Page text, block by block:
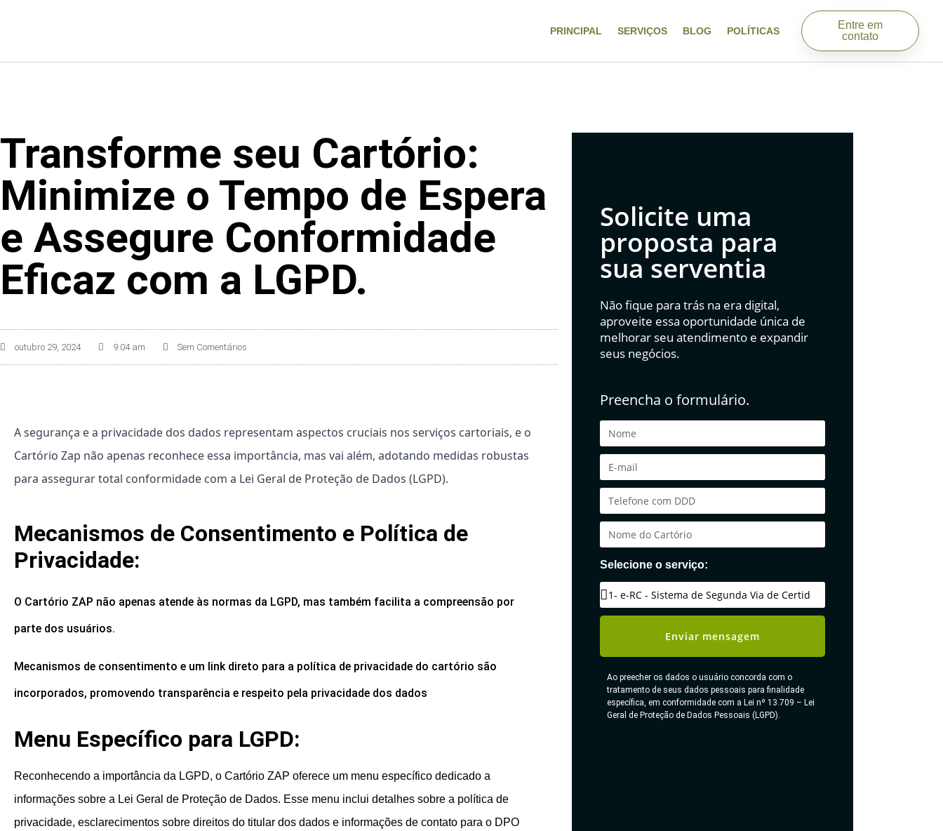
PRINCIPAL SERVIÇOS BLOG POLÍTICAS
Entre em
contato
Transforme seu Cartório:
Minimize o Tempo de Espera
e Assegure Conformidade
Eficaz com a LGPD.
outubro 29, 2024 9:04 am Sem Comentários
A segurança e a privacidade dos dados representam aspectos cruciais nos serviços cartoriais, e o
Cartório Zap não apenas reconhece essa importância, mas vai além, adotando medidas robustas
para assegurar total conformidade com a Lei Geral de Proteção de Dados (LGPD).
Mecanismos de Consentimento e Política de
Privacidade:
O Cartório ZAP não apenas atende às normas da LGPD, mas também facilita a compreensão por
parte dos usuários.
Mecanismos de consentimento e um link direto para a política de privacidade do cartório são
incorporados, promovendo transparência e respeito pela privacidade dos dados
Menu Específico para LGPD:
Reconhecendo a importância da LGPD, o Cartório ZAP oferece um menu específico dedicado a
informações sobre a Lei Geral de Proteção de Dados. Esse menu inclui detalhes sobre a política de
privacidade, esclarecimentos sobre direitos do titular dos dados e informações de contato para o DPO
Solicite uma
proposta para
sua serventia
Não fique para trás na era digital,
aproveite essa oportunidade única de
melhorar seu atendimento e expandir
seus negócios.
Preencha o formulário.
Selecione o serviço:
Enviar mensagem
Ao preecher os dados o usuário concorda com o
tratamento de seus dados pessoais para finalidade
específica, em conformidade com a Lei nº 13.709 – Lei
Geral de Proteção de Dados Pessoais (LGPD).